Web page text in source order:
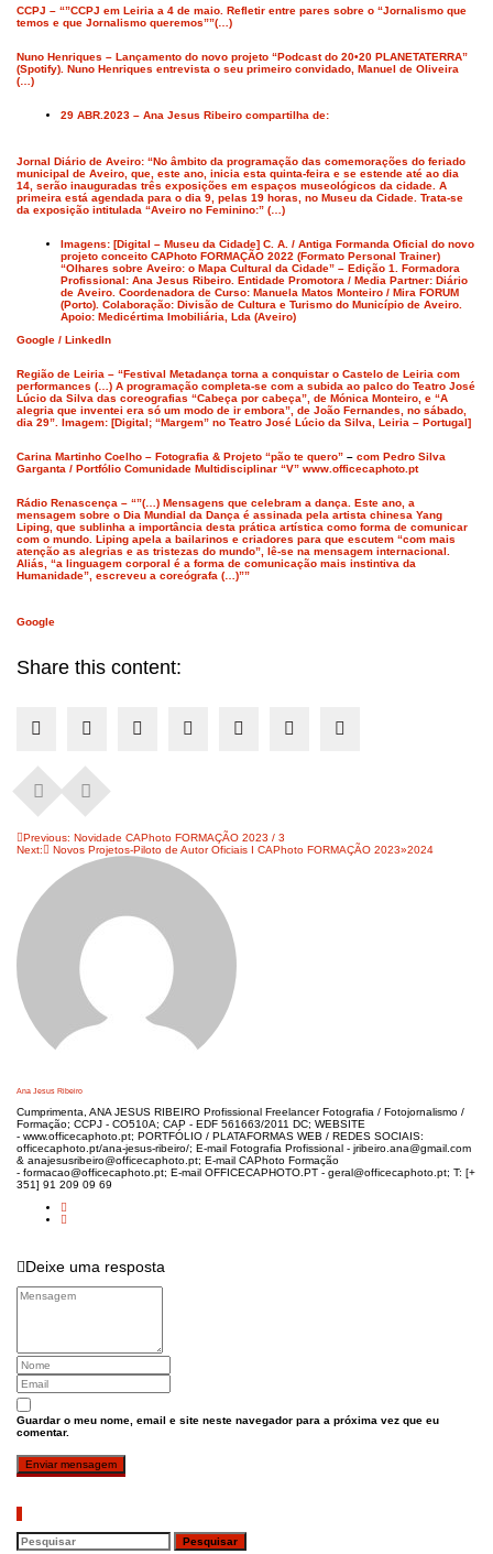
CCPJ – “”CCPJ em Leiria a 4 de maio. Refletir entre pares sobre o “Jornalismo que
temos e que Jornalismo queremos””(…)
Nuno Henriques – Lançamento do novo projeto “Podcast do 20•20 PLANETATERRA”
(Spotify). Nuno Henriques entrevista o seu primeiro convidado, Manuel de Oliveira
(…)
29 ABR.2023 – Ana Jesus Ribeiro compartilha de:
Jornal Diário de Aveiro: “No âmbito da programação das comemorações do feriado
municipal de Aveiro, que, este ano, inicia esta quinta-feira e se estende até ao dia
14, serão inauguradas três exposições em espaços museológicos da cidade. A
primeira está agendada pa­ra o dia 9, pelas 19 horas, no Mu­seu da Cidade. Trata-se
da exposição intitulada “Aveiro no Feminino:” (…)
Imagens: [Digital – Museu da Cidade] C. A. / Antiga Formanda Oficial do novo
projeto conceito CAPhoto FORMAÇÃO 2022 (Formato Personal Trainer)
“Olhares sobre Aveiro: o Mapa Cultural da Cidade” – Edição 1. Formadora
Profissional: Ana Jesus Ribeiro. Entidade Promotora / Media Partner: Diário
de Aveiro. Coordenadora de Curso: Manuela Matos Monteiro / Mira FORUM
(Porto). Colaboração: Divisão de Cultura e Turismo do Município de Aveiro.
Apoio: Medicértima Imobiliária, Lda (Aveiro)
Google / LinkedIn
Região de Leiria – “Festival Metadança torna a conquistar o Castelo de Leiria com
performances (…) A programação completa-se com a subida ao palco do Teatro José
Lúcio da Silva das coreografias “Cabeça por cabeça”, de Mónica Monteiro, e “A
alegria que inventei era só um modo de ir embora”, de João Fernandes, no sábado,
dia 29”. Imagem: [Digital; “Margem” no Teatro José Lúcio da Silva, Leiria – Portugal]
Carina Martinho Coelho – Fotografia & Projeto “pão te quero” – com Pedro Silva
Garganta / Portfólio Comunidade Multidisciplinar “V” www.officecaphoto.pt
Rádio Renascença – “”(…) Mensagens que celebram a dança. Este ano, a
mensagem sobre o Dia Mundial da Dança é assinada pela artista chinesa Yang
Liping, que sublinha a importância desta prática artística como forma de comunicar
com o mundo. Liping apela a bailarinos e criadores para que escutem “com mais
atenção as alegrias e as tristezas do mundo”, lê-se na mensagem internacional.
Aliás, “a linguagem corporal é a forma de comunicação mais instintiva da
Humanidade”, escreveu a coreógrafa (…)””
Google
Share this content:
Navegação
de
artigos
Previous: Novidade CAPhoto FORMAÇÃO 2023 / 3
Next:
Novos Projetos-Piloto de Autor Oficiais I CAPhoto FORMAÇÃO 2023»2024
Ana Jesus Ribeiro
Cumprimenta, ANA JESUS RIBEIRO Profissional Freelancer Fotografia / Fotojornalismo /
Formação; CCPJ - CO510A; CAP - EDF 561663/2011 DC; WEBSITE
- www.officecaphoto.pt; PORTFÓLIO / PLATAFORMAS WEB / REDES SOCIAIS:
officecaphoto.pt/ana-jesus-ribeiro/; E-mail Fotografia Profissional - jribeiro.ana@gmail.com
& anajesusribeiro@officecaphoto.pt; E-mail CAPhoto Formação
- formacao@officecaphoto.pt; E-mail OFFICECAPHOTO.PT - geral@officecaphoto.pt; T: [+
351] 91 209 09 69
Deixe uma resposta
Guardar o meu nome, email e site neste navegador para a próxima vez que eu
comentar.